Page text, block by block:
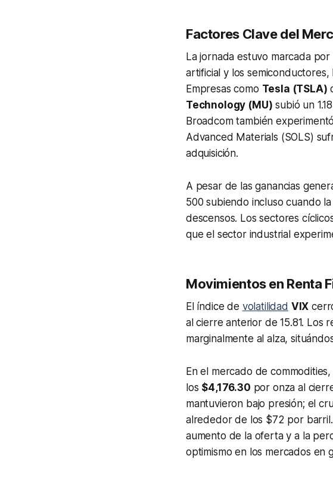
Factores Clave del
La jornada estuvo marcada
artificial y los
Empresas como Tesla (TSLA)
Technology (MU) subió un
Broadcom también
Advanced Materials (SOLS)
adquisición.
A pesar de las ganancias
500 subiendo incluso cuando
descensos. Los sectores
que el sector industrial
Movimientos en Renta
El índice de volatilidad VIX
al cierre anterior de 15.81. Los
marginalmente al alza,
En el mercado de
los $4,176.30 por onza al
mantuvieron bajo presión; el
alrededor de los $72 por
aumento de la oferta y a la
optimismo en los mercados en